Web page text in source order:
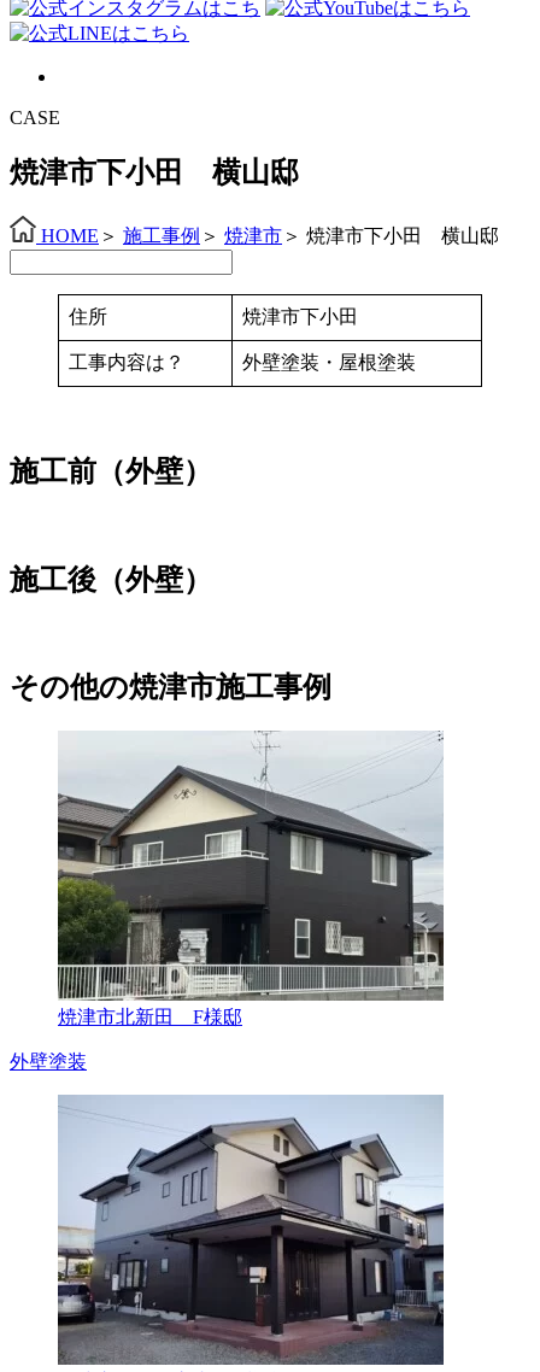
CASE
焼津市下小田 横山邸
HOME ＞ 施工事例 ＞ 焼津市 ＞ 焼津市下小田 横山邸
住所 焼津市下小田
工事内容は？ 外壁塗装・屋根塗装
施工前（外壁）
施工後（外壁）
その他の焼津市施工事例
焼津市北新田 F様邸
外壁塗装